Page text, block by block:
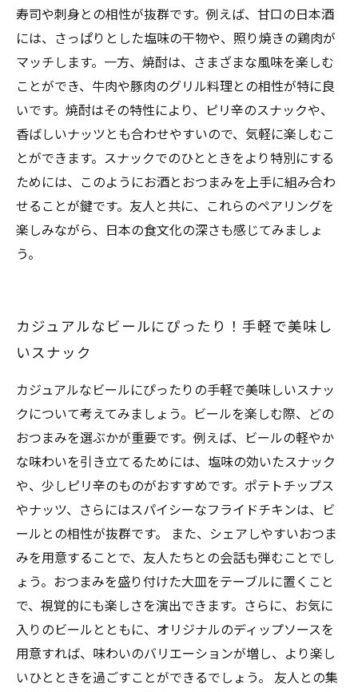
寿司や刺身との相性が抜群です。例えば、甘口の日本酒
には、さっぱりとした塩味の干物や、照り焼きの鶏肉が
マッチします。一方、焼酎は、さまざまな風味を楽しむ
ことができ、牛肉や豚肉のグリル料理との相性が特に良
いです。焼酎はその特性により、ピリ辛のスナックや、
香ばしいナッツとも合わせやすいので、気軽に楽しむこ
とができます。スナックでのひとときをより特別にする
ためには、このようにお酒とおつまみを上手に組み合わ
せることが鍵です。友人と共に、これらのペアリングを
楽しみながら、日本の食文化の深さも感じてみましょ
う。
カジュアルなビールにぴったり！手軽で美味し
いスナック
カジュアルなビールにぴったりの手軽で美味しいスナッ
クについて考えてみましょう。ビールを楽しむ際、どの
おつまみを選ぶかが重要です。例えば、ビールの軽やか
な味わいを引き立てるためには、塩味の効いたスナック
や、少しピリ辛のものがおすすめです。ポテトチップス
やナッツ、さらにはスパイシーなフライドチキンは、ビ
ールとの相性が抜群です。 また、シェアしやすいおつま
みを用意することで、友人たちとの会話も弾むことでし
ょう。おつまみを盛り付けた大皿をテーブルに置くこと
で、視覚的にも楽しさを演出できます。さらに、お気に
入りのビールとともに、オリジナルのディップソースを
用意すれば、味わいのバリエーションが増し、より楽し
いひとときを過ごすことができるでしょう。 友人との集